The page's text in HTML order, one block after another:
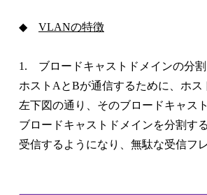
◆ VLANの特徴
1. ブロードキャストドメインの分割
ホストAとBが通信するために、ホス
左下図の通り、そのブロードキャス
ブロードキャストドメインを分割す
受信するようになり、無駄な受信フ